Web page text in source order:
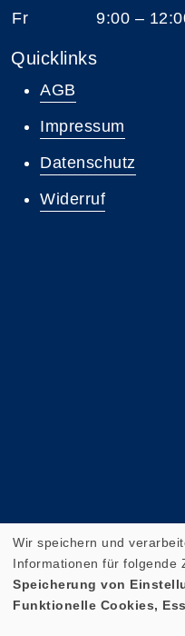
Fr
9:00 –
Quicklinks
AGB
Impressum
Datenschutz
Widerruf
Cookie Einstellungen
Wir speichern und
Informationen für folgende
Speicherung von
Funktionelle Cookies,